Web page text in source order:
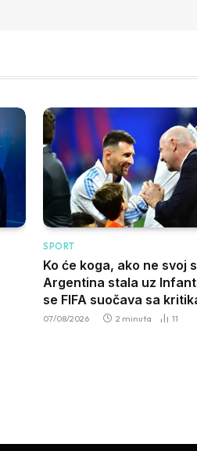
SPORT
Ko će koga, ako ne svoj
Argentina stala uz
se FIFA suočava sa
07/08/2026 2 minuta 11